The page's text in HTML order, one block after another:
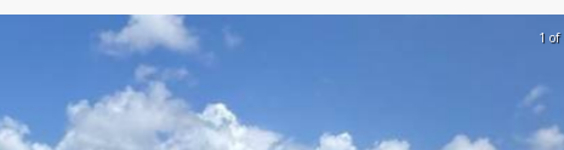
1 of